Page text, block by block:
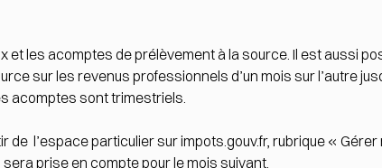
et les acomptes de prélèvement à la source. Il est aussi
sur les revenus professionnels d’un mois sur l’autre
acomptes sont trimestriels.
de l’espace particulier sur impots.gouv.fr, rubrique «
prise en compte pour le mois suivant.